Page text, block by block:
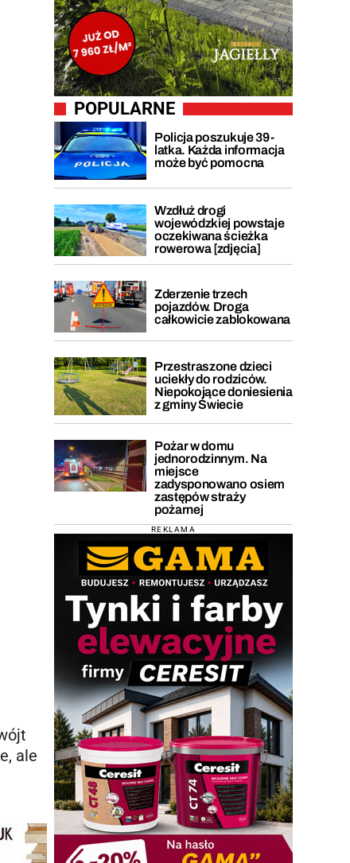
ale
POPULARNE
Policja poszukuje 39-
latka. Każda informacja
może być pomocna
Wzdłuż drogi
wojewódzkiej powstaje
oczekiwana ścieżka
rowerowa [zdjęcia]
Zderzenie trzech
pojazdów. Droga
całkowicie zablokowana
Przestraszone dzieci
uciekły do rodziców.
Niepokojące doniesienia
z gminy Świecie
Pożar w domu
jednorodzinnym. Na
miejsce
zadysponowano osiem
zastępów straży
pożarnej
REKLAMA